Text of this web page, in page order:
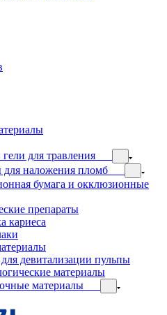
для травления
для наложения пломб
бумага и окклюзионные
препараты
кариеса
девитализации пульпы
материалы
материалы